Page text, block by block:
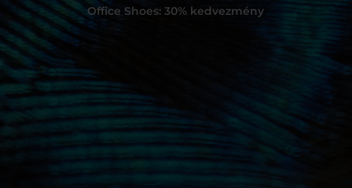
Office Shoes: 30% kedvezmény